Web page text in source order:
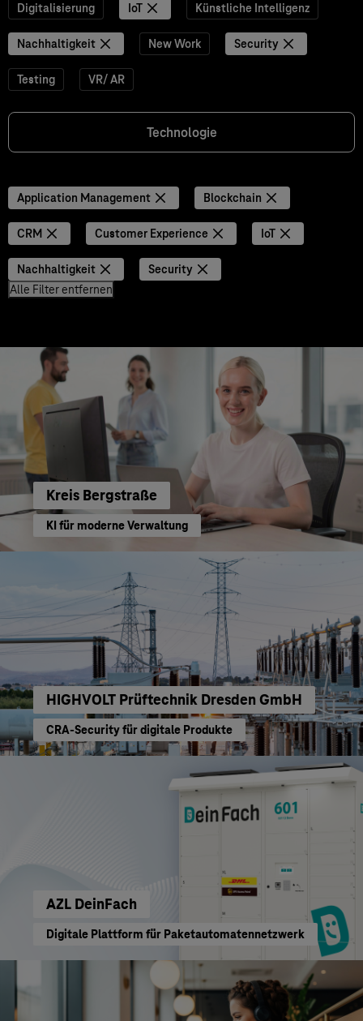
Digitalisierung IoT Künstliche Intelligenz
Nachhaltigkeit New Work Security
Testing VR/ AR
Technologie
Application Management Blockchain
CRM Customer Experience IoT
Nachhaltigkeit
Security
Alle Filter entfernen
Kreis Bergstraße
KI für moderne Verwaltung
HIGHVOLT Prüftechnik Dresden GmbH
CRA-Security für digitale Produkte
AZL DeinFach
Digitale Plattform für Paketautomatennetzwerk